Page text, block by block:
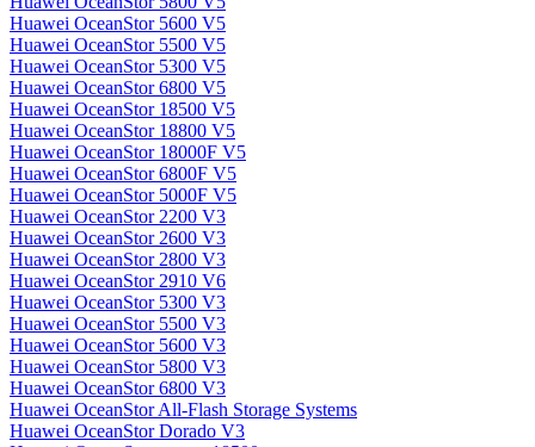
Huawei OceanStor 5600 V5
Huawei OceanStor 5500 V5
Huawei OceanStor 5300 V5
Huawei OceanStor 6800 V5
Huawei OceanStor 18500 V5
Huawei OceanStor 18800 V5
Huawei OceanStor 18000F V5
Huawei OceanStor 6800F V5
Huawei OceanStor 5000F V5
Huawei OceanStor 2200 V3
Huawei OceanStor 2600 V3
Huawei OceanStor 2800 V3
Huawei OceanStor 2910 V6
Huawei OceanStor 5300 V3
Huawei OceanStor 5500 V3
Huawei OceanStor 5600 V3
Huawei OceanStor 5800 V3
Huawei OceanStor 6800 V3
Huawei OceanStor All-Flash Storage Systems
Huawei OceanStor Dorado V3